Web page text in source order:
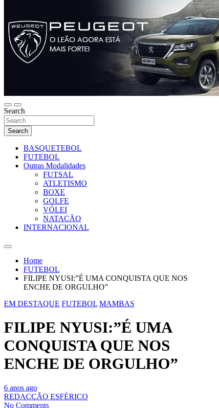
Search
Search
BASQUETEBOL
FUTEBOL
Outras Modalidades
FUTSAL
ATLETISMO
BOXE
GOLFE
VÓLEI
NATAÇÃO
INTERNACIONAL
Home
FUTEBOL
FILIPE NYUSI:”É UMA CONQUISTA QUE NOS
ENCHE DE ORGULHO”
EM DESTAQUE FUTEBOL MAMBAS
FILIPE NYUSI:”É UMA
CONQUISTA QUE NOS
ENCHE DE ORGULHO”
6 anos ago
REDACÇÃO ESFÉRICO
No Comments